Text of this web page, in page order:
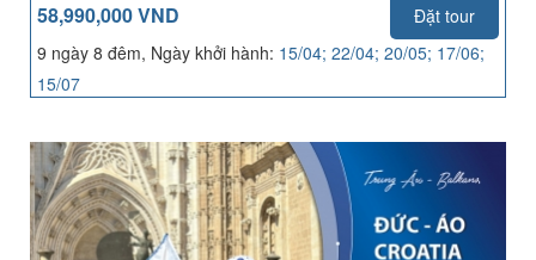
58,990,000 VND
Đặt tour
9 ngày 8 đêm, Ngày khởi hành: 15/04; 22/04; 20/05; 17/06;
15/07